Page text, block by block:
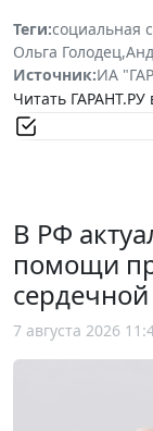
Теги:социальная
Ольга Голодец,
Источник:ИА
Читать ГАРАНТ.РУ
В РФ
помощи
7 августа 2026